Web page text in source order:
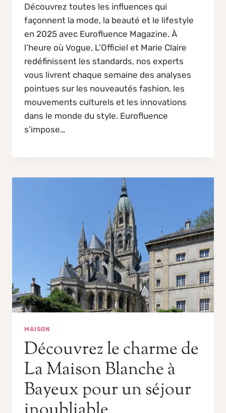
Découvrez toutes les influences qui
façonnent la mode, la beauté et le lifestyle
en 2025 avec Eurofluence Magazine. À
l’heure où Vogue, L’Officiel et Marie Claire
redéfinissent les standards, nos experts
vous livrent chaque semaine des analyses
pointues sur les nouveautés fashion, les
mouvements culturels et les innovations
dans le monde du style. Eurofluence
s’impose…
MAISON
Découvrez le charme de
La Maison Blanche à
Bayeux pour un séjour